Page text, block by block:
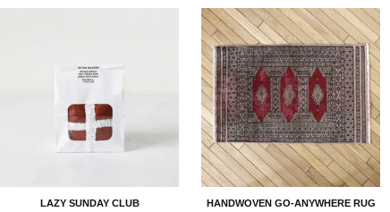
LAZY SUNDAY CLUB
HANDWOVEN GO-ANYWHERE RUG